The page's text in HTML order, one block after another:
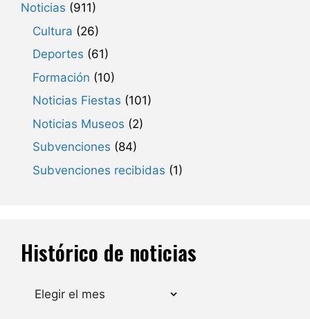
Noticias (911)
Cultura (26)
Deportes (61)
Formación (10)
Noticias Fiestas (101)
Noticias Museos (2)
Subvenciones (84)
Subvenciones recibidas (1)
Histórico de noticias
Archivos